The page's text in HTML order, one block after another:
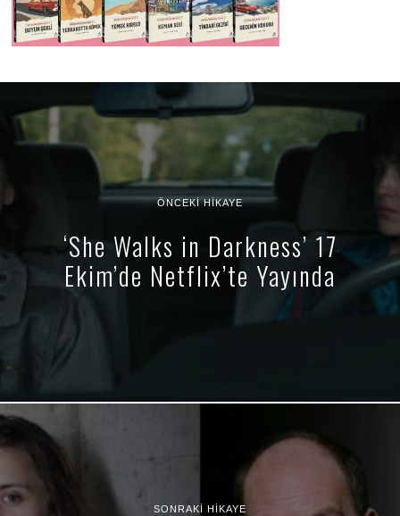
ÖNCEKI HIKAYE
‘She Walks in Darkness’ 17
Ekim’de Netflix’te Yayında
SONRAKI HIKAYE